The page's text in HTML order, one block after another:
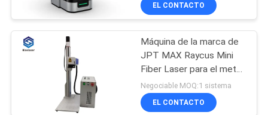
SITIO
PRIVACY
Fibra de la marca
del laser de la
221
EL CONTACTO
Máquina de la marca de
JPT MAX Raycus Mini
Fiber Laser para el metal
Engarving
Negociable MOQ:1 sistema
EL CONTACTO